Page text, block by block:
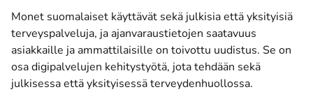
Monet suomalaiset käyttävät sekä julkisia että yksityisiä
terveyspalveluja, ja ajanvaraustietojen saatavuus
asiakkaille ja ammattilaisille on toivottu uudistus. Se on
osa digipalvelujen kehitystyötä, jota tehdään sekä
julkisessa että yksityisessä terveydenhuollossa.